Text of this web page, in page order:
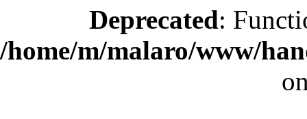
Deprecated:
/home/m/malaro/www/